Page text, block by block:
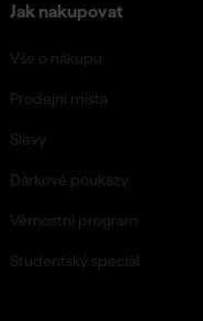
Jak nakupovat
Vše o nákupu
Prodejní místa
Slevy
Dárkové poukazy
Věrnostní program
Studentský speciál